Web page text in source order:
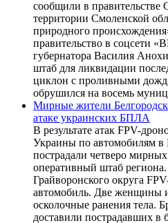
сообщили в правительстве
территории Смоленской
природного
правительство в соцсети
губернатора Василия
штаб для ликвидации
циклон с проливными
обрушился на восемь
Мирные жители
атаке украинских БПЛА
В результате атак FPV-
Украины по автомобилям в
пострадали четверо
оперативный штаб
Грайворонского округа
автомобиль. Две женщины
осколочные ранения тела.
доставили пострадавших в